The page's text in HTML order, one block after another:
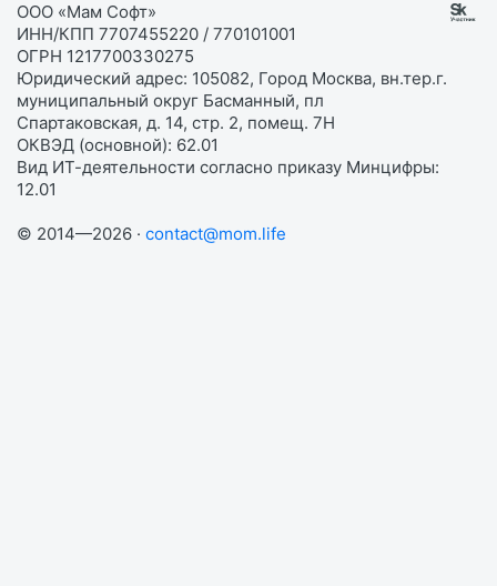
ООО «Мам Софт»
ИНН/КПП 7707455220 / 770101001
ОГРН 1217700330275
Юридический адрес: 105082, Город Москва, вн.тер.г.
муниципальный округ Басманный, пл
Спартаковская, д. 14, стр. 2, помещ. 7Н
ОКВЭД (основной): 62.01
Вид ИТ-деятельности согласно приказу Минцифры:
12.01
© 2014—2026 · contact@mom.life